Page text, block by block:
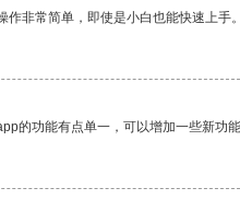
作非常简单，即使是小白也能快速上手。
的功能有点单一，可以增加一些新功